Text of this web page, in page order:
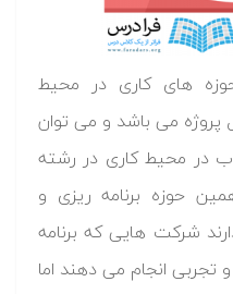
حوزه های کاری در محیط
پروژه می باشد و می توان
در محیط کاری در رشته
حوزه برنامه ریزی و
شرکت هایی که برنامه
تجربی انجام می دهند اما